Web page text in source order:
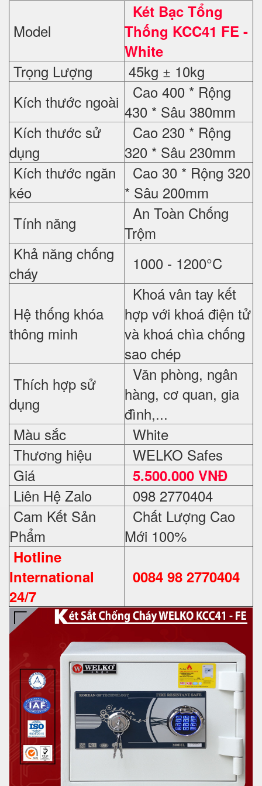
Model
Két Bạc Tổng
Thống KCC41 FE -
White
Trọng Lượng
45kg ± 10kg
Kích thước ngoài
Cao 400 * Rộng
430 * Sâu 380mm
Kích thước sử
dụng
Cao 230 * Rộng
320 * Sâu 230mm
Kích thước ngăn
kéo
Cao 30 * Rộng 320
* Sâu 200mm
Tính năng
An Toàn Chống
Trộm
Khả năng chống
cháy
1000 - 1200°C
Hệ thống khóa
thông minh
Khoá vân tay kết
hợp với khoá điện tử
và khoá chìa chống
sao chép
Thích hợp sử
dụng
Văn phòng, ngân
hàng, cơ quan, gia
đình,...
Màu sắc
White
Thương hiệu
WELKO Safes
Giá
5.500.000 VNĐ
Liên Hệ Zalo
098 2770404
Cam Kết Sản
Phẩm
Chất Lượng Cao
Mới 100%
Hotline
International
24/7
0084 98 2770404